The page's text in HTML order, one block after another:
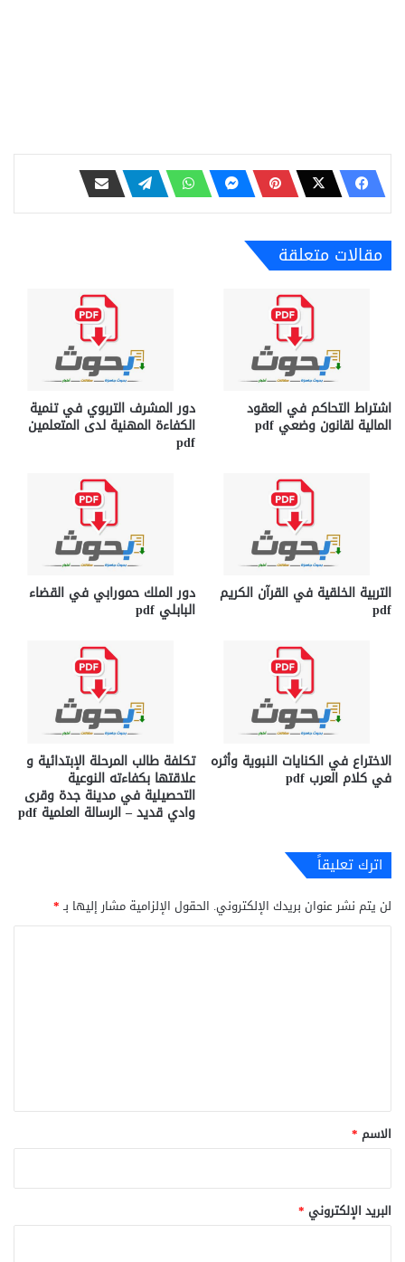
مقالات متعلقة
اشتراط التحاكم في العقود
المالية لقانون وضعي pdf
دور المشرف التربوي في تنمية
الكفاءة المهنية لدى المتعلمين
pdf
التربية الخلقية في القرآن الكريم
pdf
دور الملك حمورابي في القضاء
البابلي pdf
الاختراع في الكنايات النبوية وأثره
في كلام العرب pdf
تكلفة طالب المرحلة الإبتدائية و
علاقتها بكفاءته النوعية
التحصيلية في مدينة جدة وقرى
وادي قديد – الرسالة العلمية pdf
اترك تعليقاً
لن يتم نشر عنوان بريدك الإلكتروني. الحقول الإلزامية مشار إليها بـ*
*
الاسم *
البريد الإلكتروني *